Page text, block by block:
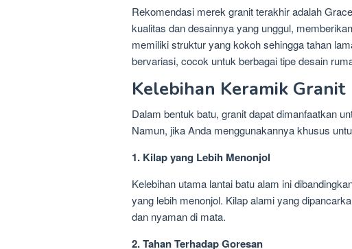
Rekomendasi merek granit terakhir adalah
kualitas dan desainnya yang unggul,
memiliki struktur yang kokoh sehingga tahan
bervariasi, cocok untuk berbagai tipe desain
Kelebihan Keramik Granit
Dalam bentuk batu, granit dapat dimanfaatkan
Namun, jika Anda menggunakannya khusus
1. Kilap yang Lebih Menonjol
Kelebihan utama lantai batu alam ini
yang lebih menonjol. Kilap alami yang
dan nyaman di mata.
2. Tahan Terhadap Goresan